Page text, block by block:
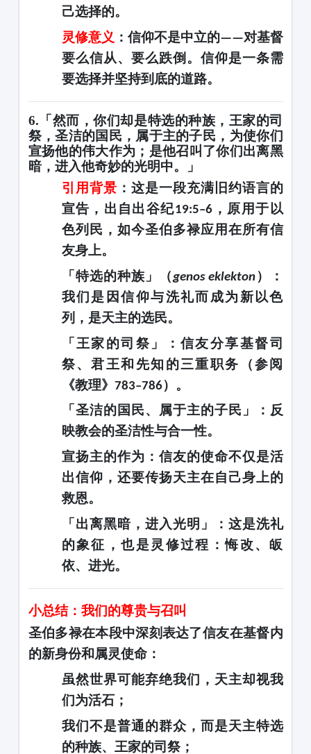
己选择的。
灵修意义 ：信仰不是中立的——对基督
要么信从、要么跌倒。信仰是一条需
要选择并坚持到底的道路。
6.「然而，你们却是特选的种族，王家的司
祭，圣洁的国民，属于主的子民，为使你们
宣扬他的伟大作为；是他召叫了你们出离黑
暗，进入他奇妙的光明中。」
引用背景 ：这是一段充满旧约语言的
宣告，出自出谷纪19:5–6，原用于以
色列民，如今圣伯多禄应用在所有信
友身上。
「特选的种族」
（genos eklekton）：
我们是因信仰与洗礼而成为新以色
列，是天主的选民。
「王家的司祭」
：信友分享基督司
祭、君王和先知的三重职务（参阅
《教理》 783–786）。
「圣洁的国民、属于主的子民」
：反
映教会的圣洁性与合一性。
宣扬主的作为 ：信友的使命不仅是活
出信仰，还要传扬天主在自己身上的
救恩。
「出离黑暗，进入光明」
：这是洗礼
的象征，也是灵修过程：悔改、皈
依、进光。
小总结：我们的尊贵与召叫
圣伯多禄在本段中深刻表达了信友在基督内
的新身份和 属灵使命：
虽然世界可能弃绝我们，天主却视我
们为活石；
我们不是普通的群众，而是天主特选
的种族、王家的司祭；